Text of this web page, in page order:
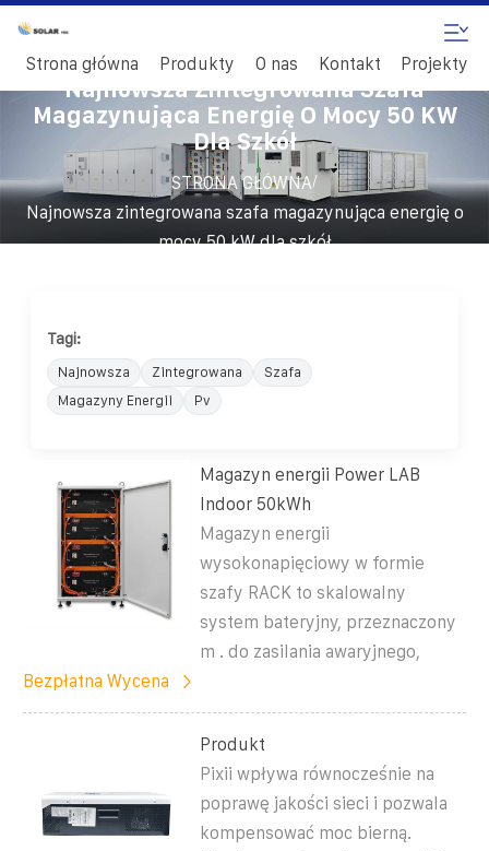
Strona główna Produkty O nas Kontakt Projekty
Najnowsza Zintegrowana Szafa
Magazynująca Energię O Mocy 50 KW
Dla Szkół
STRONA GŁÓWNA/
Najnowsza zintegrowana szafa magazynująca energię o
mocy 50 kW dla szkół
Tagi:
Najnowsza Zintegrowana
Szafa
Magazyny Energii
Pv
Magazyn energii Power LAB
Indoor 50kWh
Magazyn energii
wysokonapięciowy w formie
szafy RACK to skalowalny
system bateryjny, przeznaczony
m . do zasilania awaryjnego,
Bezpłatna Wycena
Produkt
Pixii wpływa równocześnie na
poprawę jakości sieci i pozwala
kompensować moc bierną.